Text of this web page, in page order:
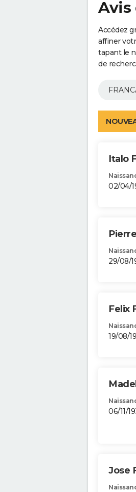
Avis
Accédez
affiner
tapant le
de
Italo
02/04/
29/08/
Felix
19/08/
06/11/
Jose